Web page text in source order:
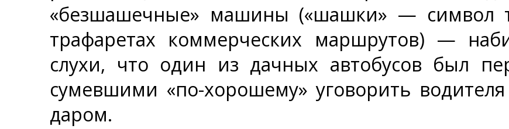
«безшашечные» машины («шашки» — символ
трафаретах коммерческих маршрутов) —
слухи, что один из дачных автобусов был
сумевшими «по-хорошему» уговорить
даром.